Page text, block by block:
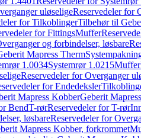
uløseligeReservedeler for
for TilkoblingerTilbehør til
for FittingsMuffer
og forbindelser, løsbare
Mapress Therm
1.0034Systemrør 1.0215Muffer
Reservedeler for Overganger
for Endedeksler
Mapress KobberGeberit
BendT-rørReservedeler for T-rør
løsbareReservedeler for
Mapress Kobber, forkrommet